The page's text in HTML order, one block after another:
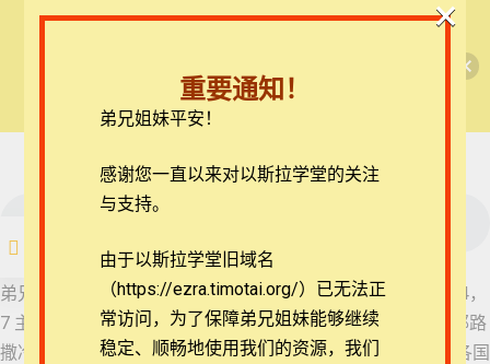
ezrahall@timotai.org
首页 每日读经/灵修 【西罗亚池灵修】但以理书
但以理书每日灵修
55 但以理书 9:7-14
56 但以理书 9:15-19
57 但以理书 9:20-23
弟兄姐妹平安。我们今天一起来思想的经文是但以理书9:7-14，
7 主啊，你是公义的，我们是脸上蒙羞的；因我们犹大人和耶路
撒冷的居民并以色列众人，或在近处，或在远处，被你赶到各国
重要通知！
弟兄姐妹平安！
感谢您一直以来对以斯拉学堂的关注
与支持。
由于以斯拉学堂旧域名
（https://ezra.timotai.org/）已无法正
常访问， 为了保障弟兄姐妹能够继续
稳定、顺畅地使用我们的资源，我们
×
查看课程